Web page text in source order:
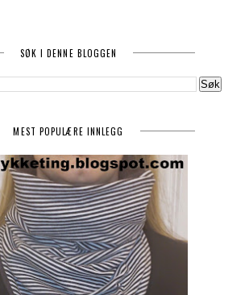
SØK I DENNE BLOGGEN
MEST POPULÆRE INNLEGG